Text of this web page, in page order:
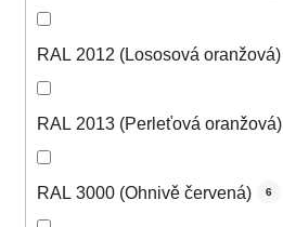
RAL 2012 (Lososová oranžová)
RAL 2013 (Perleťová oranžová)
RAL 3000 (Ohnivě červená) 6